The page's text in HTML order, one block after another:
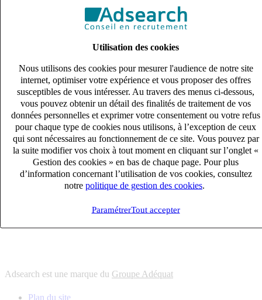
Utilisation des cookies
Nous utilisons des cookies pour mesurer l'audience de notre site
internet, optimiser votre expérience et vous proposer des offres
susceptibles de vous intéresser. Au travers des menus ci-dessous,
vous pouvez obtenir un détail des finalités de traitement de vos
données personnelles et exprimer votre consentement ou votre refus
pour chaque type de cookies nous utilisons, à l’exception de ceux
qui sont nécessaires au fonctionnement de ce site. Vous pouvez par
la suite modifier vos choix à tout moment en cliquant sur l’onglet «
Gestion des cookies » en bas de chaque page. Pour plus
d’information concernant l’utilisation de vos cookies, consultez
notre politique de gestion des cookies
ParamétrerTout accepter
s'adapter à vos besoin en recrutement
10 univers
connaître votre secteur et ses enjeux
12 bureaux en France
proximité avec nos clients et nos talents
6 solutions
s'adapter à vos besoin en recrutement
10 univers
connaître votre secteur et ses enjeux
proximité avec nos clients et nos talents
Adsearch est une marque du Groupe Adéquat
Plan du site